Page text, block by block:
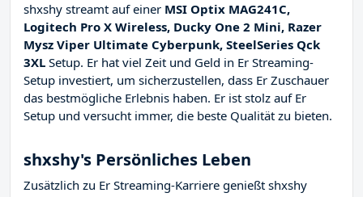
shxshy streamt auf einer MSI Optix MAG241C,
Logitech Pro X Wireless, Ducky One 2 Mini, Razer
Mysz Viper Ultimate Cyberpunk, SteelSeries Qck
3XL Setup. Er hat viel Zeit und Geld in Er Streaming-
Setup investiert, um sicherzustellen, dass Er Zuschauer
das bestmögliche Erlebnis haben. Er ist stolz auf Er
Setup und versucht immer, die beste Qualität zu bieten.
shxshy's Persönliches Leben
Zusätzlich zu Er Streaming-Karriere genießt shxshy